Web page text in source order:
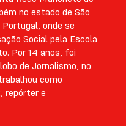
no estado de São
onde se
Social pela Escola
Por 14 anos, foi
de Jornalismo, no
como
repórter e